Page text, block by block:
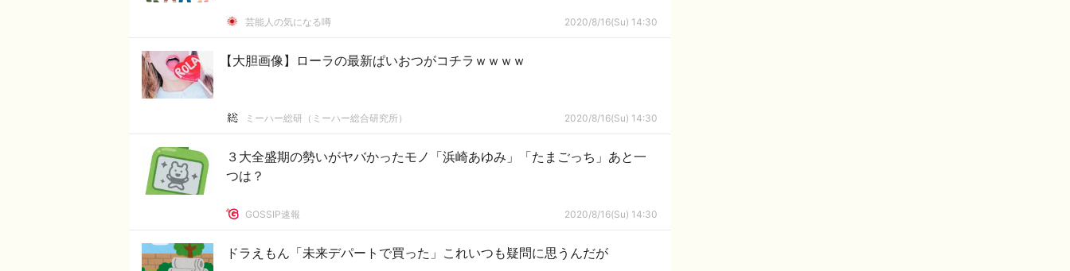
芸能人の気になる噂 2020/8/16(Su) 14:30
【大胆画像】ローラの最新ぱいおつがコチラｗｗｗｗ
ミーハー総研（ミーハー総合研究所） 2020/8/16(Su) 14:30
３大全盛期の勢いがヤバかったモノ「浜崎あゆみ」「たまごっち」あと一
つは？
GOSSIP速報 2020/8/16(Su) 14:30
ドラえもん「未来デパートで買った」これいつも疑問に思うんだが